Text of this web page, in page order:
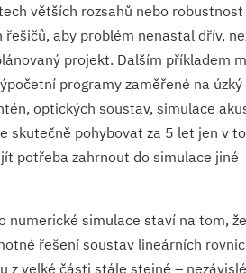
větších rozsahů nebo robustnost
aby problém nenastal dřív,
projekt. Dalším příkladem
programy zaměřené na úzký
optických soustav, simulace
skutečně pohybovat za 5 let jen v
potřeba zahrnout do simulace jiné
numerické simulace staví na tom, že
řešení soustav lineárních
z velké části stále stejné –